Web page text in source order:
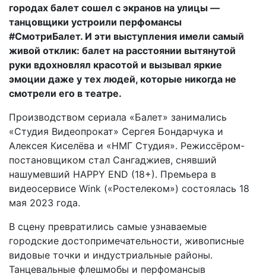
городах балет сошел с экранов на улицы —
танцовщики устроили перфомансы
#СмотриБалет. И эти выступления имели самый
живой отклик: балет на расстоянии вытянутой
руки вдохновлял красотой и вызывал яркие
эмоции даже у тех людей, которые никогда не
смотрели его в театре.
Производством сериала «Балет» занимались
«Студия Видеопрокат» Сергея Бондарчука и
Алексея Киселёва и «НМГ Студия». Режиссёром-
постановщиком стал Сангаджиев, снявший
нашумевший HAPPY END (18+). Премьера в
видеосервисе Wink («Ростелеком») состоялась 18
мая 2023 года.
В сцену превратились самые узнаваемые
городские достопримечательности, живописные
видовые точки и индустриальные районы.
Танцевальные флешмобы и перфомансыв